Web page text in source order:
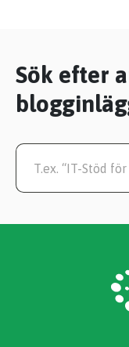
Sök efter